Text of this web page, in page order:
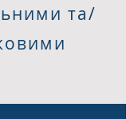
та/